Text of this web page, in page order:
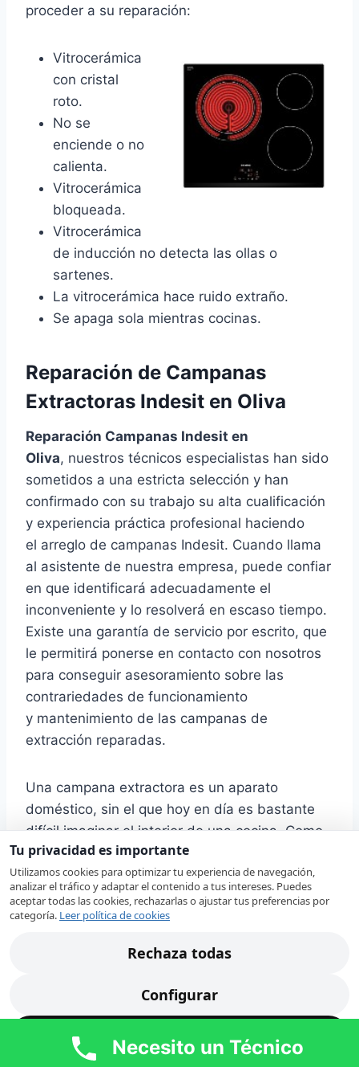
proceder a su reparación:
Vitrocerámica
con cristal
roto.
No se
enciende o no
calienta.
Vitrocerámica
bloqueada.
Vitrocerámica
de inducción no detecta las ollas o
sartenes.
La vitrocerámica hace ruido extraño.
Se apaga sola mientras cocinas.
Reparación de Campanas
Extractoras Indesit en Oliva
Reparación Campanas Indesit en
Oliva, nuestros técnicos especialistas han sido
sometidos a una estricta selección y han
confirmado con su trabajo su alta cualificación
y experiencia práctica profesional haciendo
el arreglo de campanas Indesit. Cuando llama
al asistente de nuestra empresa, puede confiar
en que identificará adecuadamente el
inconveniente y lo resolverá en escaso tiempo.
Existe una garantía de servicio por escrito, que
le permitirá ponerse en contacto con nosotros
para conseguir asesoramiento sobre las
contrariedades de funcionamiento
y mantenimiento de las campanas de
extracción reparadas.
Una campana extractora es un aparato
doméstico, sin el que hoy en día es bastante
difícil imaginar el interior de una cocina. Como
norma, este equipo es de alta calidad y puede
funcionar sin problemas y averías durante
mucho tiempo. Mas, como cualquier otro
dispositivo, tarde o temprano, las campanas de
profesional capacitado.
Nuestros técnicos en Oliva revisan su campana
avería. Ante alguno de estos síntomas, nuestro
Tu privacidad es importante
Utilizamos cookies para optimizar tu experiencia de navegación,
analizar el tráfico y adaptar el contenido a tus intereses. Puedes
aceptar todas las cookies, rechazarlas o ajustar tus preferencias por
categoría. Leer política de cookies
Rechaza todas
Configurar
Acepta todas
Necesito un Técnico